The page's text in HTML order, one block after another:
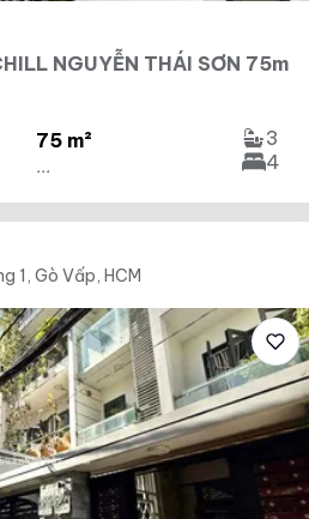
NGUYỄN THÁI SƠN 75m
75 m²
...
3
4
1, Gò Vấp, HCM